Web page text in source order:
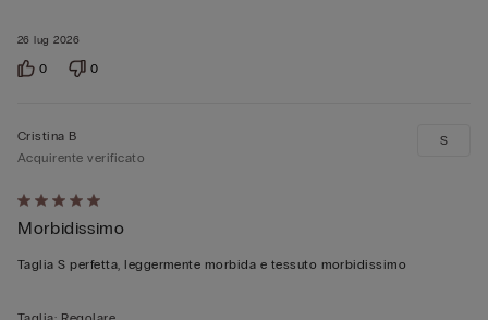
26 lug 2026
0 0
Valutato
5
su
Cristina B
Acquirente verificato
Morbidissimo
Taglia S perfetta, leggermente morbida e tessuto morbidissimo
S